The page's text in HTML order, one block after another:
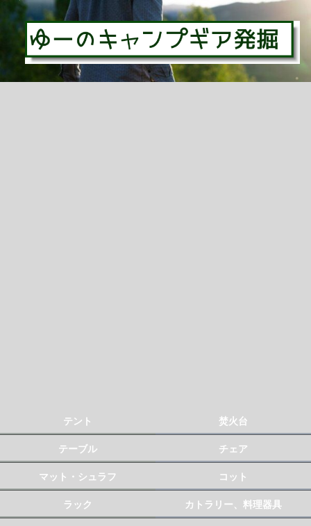
テント 焚火台
テーブル チェア
マット・シュラフ コット
ラック カトラリー、料理器具